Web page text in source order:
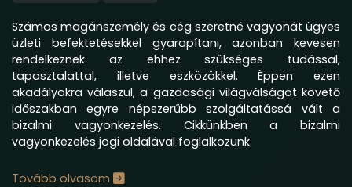
Számos magánszemély és cég szeretné vagyonát ügyes
üzleti befektetésekkel gyarapítani, azonban kevesen
rendelkeznek az ehhez szükséges tudással,
tapasztalattal, illetve eszközökkel. Éppen ezen
akadályokra válaszul, a gazdasági világválságot követő
időszakban egyre népszerűbb szolgáltatássá vált a
bizalmi vagyonkezelés. Cikkünkben a bizalmi
vagyonkezelés jogi oldalával foglalkozunk.
Tovább olvasom